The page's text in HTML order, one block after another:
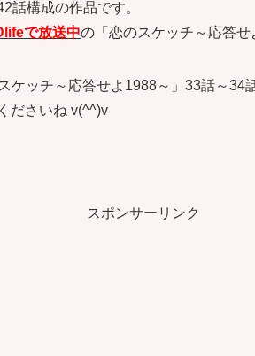
話構成の作品です。
で放送中の「恋のスケッチ～応答せ
ケッチ～応答せよ1988～」33話～34
ださいね v(^^)v
スポンサーリンク